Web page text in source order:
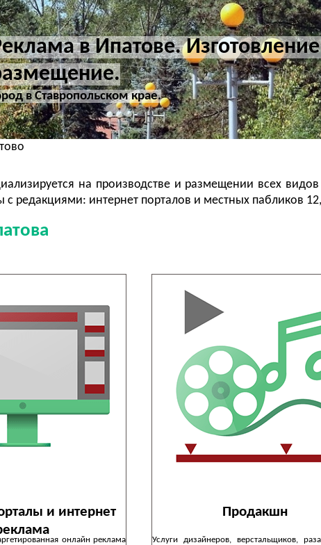
в Ипатове.
в Ставропольском крае.
на производстве и размещении всех
редакциями: интернет порталов и местных пабликов
и интернет
онлайн реклама
Продакшн
Услуги дизайнеров, верстальщиков,